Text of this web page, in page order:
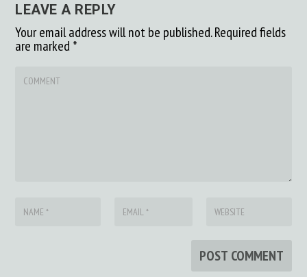
LEAVE A REPLY
Your email address will not be published.Required fields
are marked *